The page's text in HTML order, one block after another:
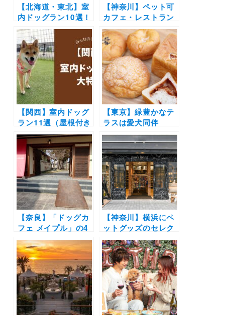
【北海道・東北】室
内ドッグラン10選！
カフェやサロン併設
など1日楽しめる施
設を厳選（おでかけ
レポートあり）
【神奈川】ペット可
カフェ・レストラン
30選 | 愛犬と一緒に
中華街の食べ放題や
アフタヌーンティー
を楽しもう♪
【関西】室内ドッグ
ラン11選（屋根付き
含む）！ドッグカフ
ェ併設や貸切OKの
施設を厳選（おでか
けレポートあり）
【東京】緑豊かなテ
ラスは愛犬同伴
OK「パンとエスプ
レッソと高輪ゲート
ウェイ」2/25リニュ
ーアルオープン ！
30種類以上のパンや
サンドイッチを頬張
りにいこう♪
【奈良】「ドッグカ
フェ メイプル」の4
つの魅力ポイント！
そこで感じた想いと
は？現地取材| 関西
に犬と飼い主の総合
レジャー施設が誕生
したよ
【神奈川】横浜にペ
ットグッズのセレク
トショップ「paw’s
living」オープン！
アドバイザーにトー
タルコーディネート
してもらえる
♪【2021年4月開
店】